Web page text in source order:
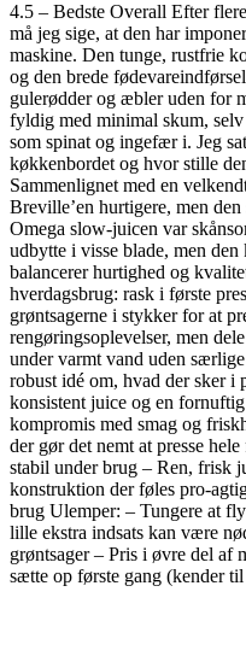
4.5 – Bedste Overall Efter
må jeg sige, at den har
maskine. Den tunge, rustfrie
og den brede
gulerødder og æbler uden for
fyldig med minimal skum,
som spinat og ingefær i. Jeg
køkkenbordet og hvor stille
Sammenlignet med en
Breville’en hurtigere, men
Omega slow-juicen var
udbytte i visse blade, men
balancerer hurtighed og
hverdagsbrug: rask i første
grøntsagerne i stykker for at
rengøringsoplevelser, men
under varmt vand uden
robust idé om, hvad der sker i
konsistent juice og en
kompromis med smag og
der gør det nemt at presse
stabil under brug – Ren, frisk
konstruktion der føles pro-
brug Ulemper: – Tungere at
lille ekstra indsats kan være
grøntsager – Pris i øvre del af
sætte op første gang (kender